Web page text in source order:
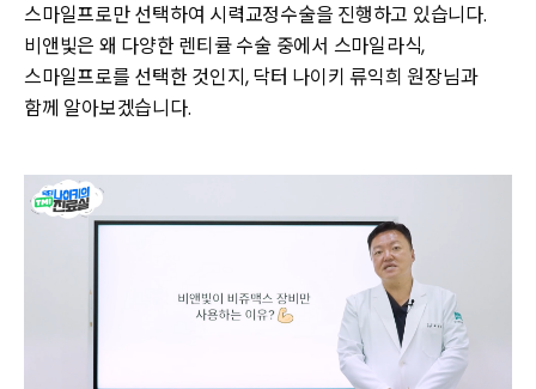
스마일프로만 선택하여 시력교정수술을 진행하고 있습니다.
비앤빛은 왜 다양한 렌티큘 수술 중에서 스마일라식,
스마일프로를 선택한 것인지, 닥터 나이키 류익희 원장님과
함께 알아보겠습니다.